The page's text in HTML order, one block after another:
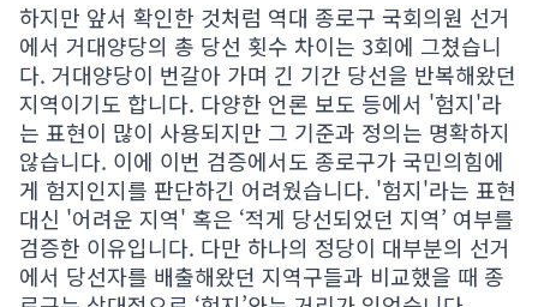
하지만 앞서 확인한 것처럼 역대 종로구 국회의원 선거
에서 거대양당의 총 당선 횟수 차이는 3회에 그쳤습니
다. 거대양당이 번갈아 가며 긴 기간 당선을 반복해왔던
지역이기도 합니다. 다양한 언론 보도 등에서 '험지'라
는 표현이 많이 사용되지만 그 기준과 정의는 명확하지
않습니다. 이에 이번 검증에서도 종로구가 국민의힘에
게 험지인지를 판단하긴 어려웠습니다. '험지'라는 표현
대신 '어려운 지역' 혹은 ‘적게 당선되었던 지역’ 여부를
검증한 이유입니다. 다만 하나의 정당이 대부분의 선거
에서 당선자를 배출해왔던 지역구들과 비교했을 때 종